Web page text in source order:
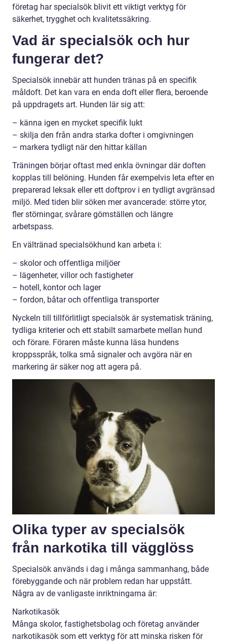
företag har specialsök blivit ett viktigt verktyg för
säkerhet, trygghet och kvalitetssäkring.
Vad är specialsök och hur
fungerar det?
Specialsök innebär att hunden tränas på en specifik
måldoft. Det kan vara en enda doft eller flera, beroende
på uppdragets art. Hunden lär sig att:
– känna igen en mycket specifik lukt
– skilja den från andra starka dofter i omgivningen
– markera tydligt när den hittar källan
Träningen börjar oftast med enkla övningar där doften
kopplas till belöning. Hunden får exempelvis leta efter en
preparerad leksak eller ett doftprov i en tydligt avgränsad
miljö. Med tiden blir söken mer avancerade: större ytor,
fler störningar, svårare gömställen och längre
arbetspass.
En vältränad specialsökhund kan arbeta i:
– skolor och offentliga miljöer
– lägenheter, villor och fastigheter
– hotell, kontor och lager
– fordon, båtar och offentliga transporter
Nyckeln till tillförlitligt specialsök är systematisk träning,
tydliga kriterier och ett stabilt samarbete mellan hund
och förare. Föraren måste kunna läsa hundens
kroppsspråk, tolka små signaler och avgöra när en
markering är säker nog att agera på.
Olika typer av specialsök
från narkotika till vägglöss
Specialsök används i dag i många sammanhang, både
förebyggande och när problem redan har uppstått.
Några av de vanligaste inriktningarna är:
Narkotikasök
Många skolor, fastighetsbolag och företag använder
narkotikasök som ett verktyg för att minska risken för